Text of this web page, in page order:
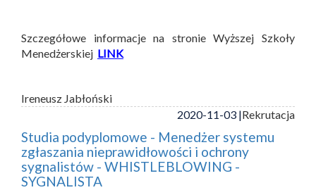
Szczegółowe informacje na stronie Wyższej Szkoły
Menedżerskiej LINK
Ireneusz Jabłoński
2020-11-03 |Rekrutacja
Studia podyplomowe - Menedżer systemu
zgłaszania nieprawidłowości i ochrony
sygnalistów - WHISTLEBLOWING -
SYGNALISTA